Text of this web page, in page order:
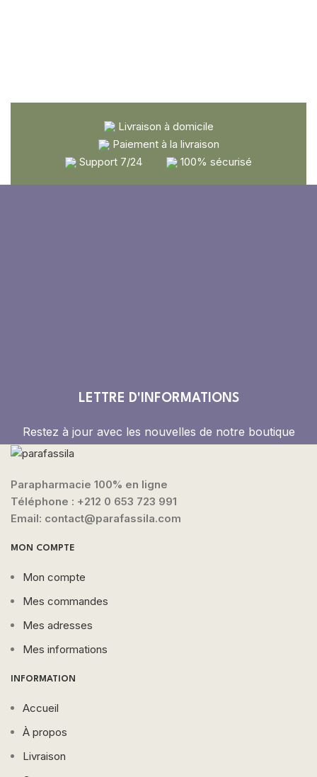
Livraison à domicile
Paiement à la livraison
Support 7/24
100% sécurisé
LETTRE D'INFORMATIONS
Restez à jour avec les nouvelles de notre boutique
Parapharmacie 100% en ligne
Téléphone : +212 0 653 723 991
Email: contact@parafassila.com
MON COMPTE
Mon compte
Mes commandes
Mes adresses
Mes informations
INFORMATION
Accueil
À propos
Livraison